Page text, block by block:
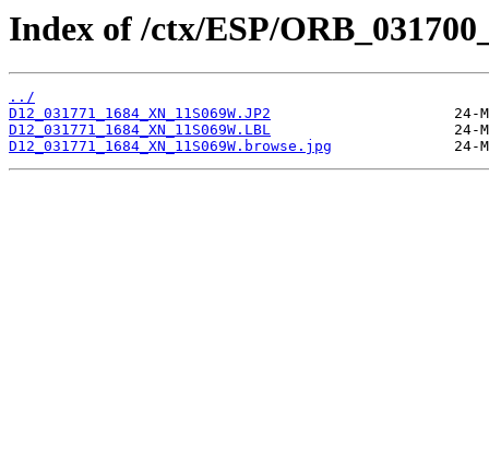
Index of /ctx/ESP/
../
D12_031771_1684_XN_11S069W.JP2
D12_031771_1684_XN_11S069W.LBL
D12_031771_1684_XN_11S069W.browse.jpg